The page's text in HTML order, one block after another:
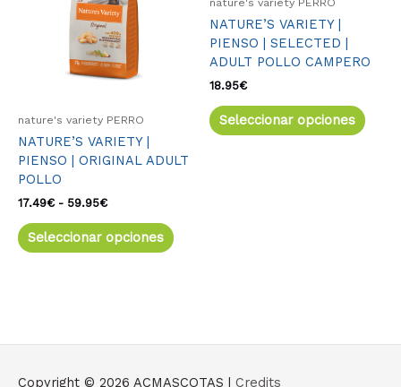
nature's variety PERRO
NATURE’S VARIETY |
PIENSO | ORIGINAL ADULT
POLLO
17.49€ - 59.95€
hasta
59.95€
Seleccionar opciones
variantes.
opciones
pueden
página
NATURE’S VARIETY |
PIENSO | SELECTED |
ADULT POLLO CAMPERO
18.95€
Seleccionar opciones
se
en
Copyright © 2026 ACMASCOTAS | Credits